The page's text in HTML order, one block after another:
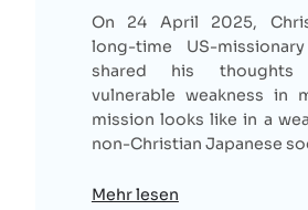
On 24 April 2025,
long-time US-
shared his
vulnerable weakness in
mission looks like in a
non-Christian Japanese
Mehr lesen